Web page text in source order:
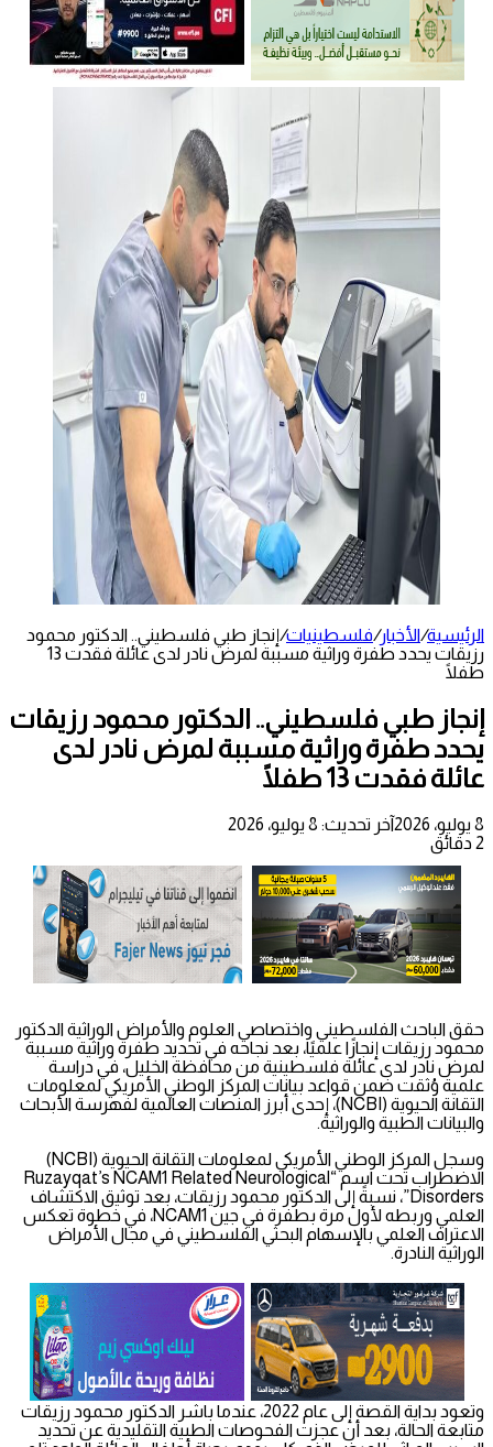
الرئيسية/الأخبار/فلسطينيات/إنجاز طبي فلسطيني.. الدكتور محمود
رزيقات يحدد طفرة وراثية مسببة لمرض نادر لدى عائلة فقدت 13
طفلًا
إنجاز طبي فلسطيني.. الدكتور محمود رزيقات
يحدد طفرة وراثية مسببة لمرض نادر لدى
عائلة فقدت 13 طفلًا
8 يوليو، 2026
آخر تحديث: 8 يوليو، 2026
2 دقائق
حقق الباحث الفلسطيني واختصاصي العلوم والأمراض الوراثية الدكتور
محمود رزيقات إنجازًا علميًا، بعد نجاحه في تحديد طفرة وراثية مسببة
لمرض نادر لدى عائلة فلسطينية من محافظة الخليل، في دراسة
علمية وُثقت ضمن قواعد بيانات المركز الوطني الأمريكي لمعلومات
التقانة الحيوية (NCBI)، إحدى أبرز المنصات العالمية لفهرسة الأبحاث
والبيانات الطبية والوراثية.
وسجل المركز الوطني الأمريكي لمعلومات التقانة الحيوية (NCBI)
الاضطراب تحت اسم “Ruzayqat’s NCAM1 Related Neurological
Disorders”، نسبةً إلى الدكتور محمود رزيقات، بعد توثيق الاكتشاف
العلمي وربطه لأول مرة بطفرة في جين NCAM1، في خطوة تعكس
الاعتراف العلمي بالإسهام البحثي الفلسطيني في مجال الأمراض
الوراثية النادرة.
وتعود بداية القصة إلى عام 2022، عندما باشر الدكتور محمود رزيقات
متابعة الحالة، بعد أن عجزت الفحوصات الطبية التقليدية عن تحديد